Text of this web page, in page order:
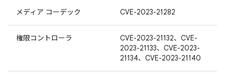
メディア コーデック CVE-2023-21282
権限コントローラ
CVE-2023-21132、CVE-
2023-21133、CVE-2023-
21134、CVE-2023-21140